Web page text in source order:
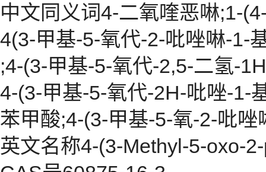
中文同义词4-二氧喹恶啉;1-
4(3-甲基-5-氧代-2-吡唑啉-1-
;4-(3-甲基-5-氧代-2,5-二氢-
4-(3-甲基-5-氧代-2H-吡唑-1-
苯甲酸;4-(3-甲基-5-氧-2-吡唑
英文名称4-(3-Methyl-5-oxo-